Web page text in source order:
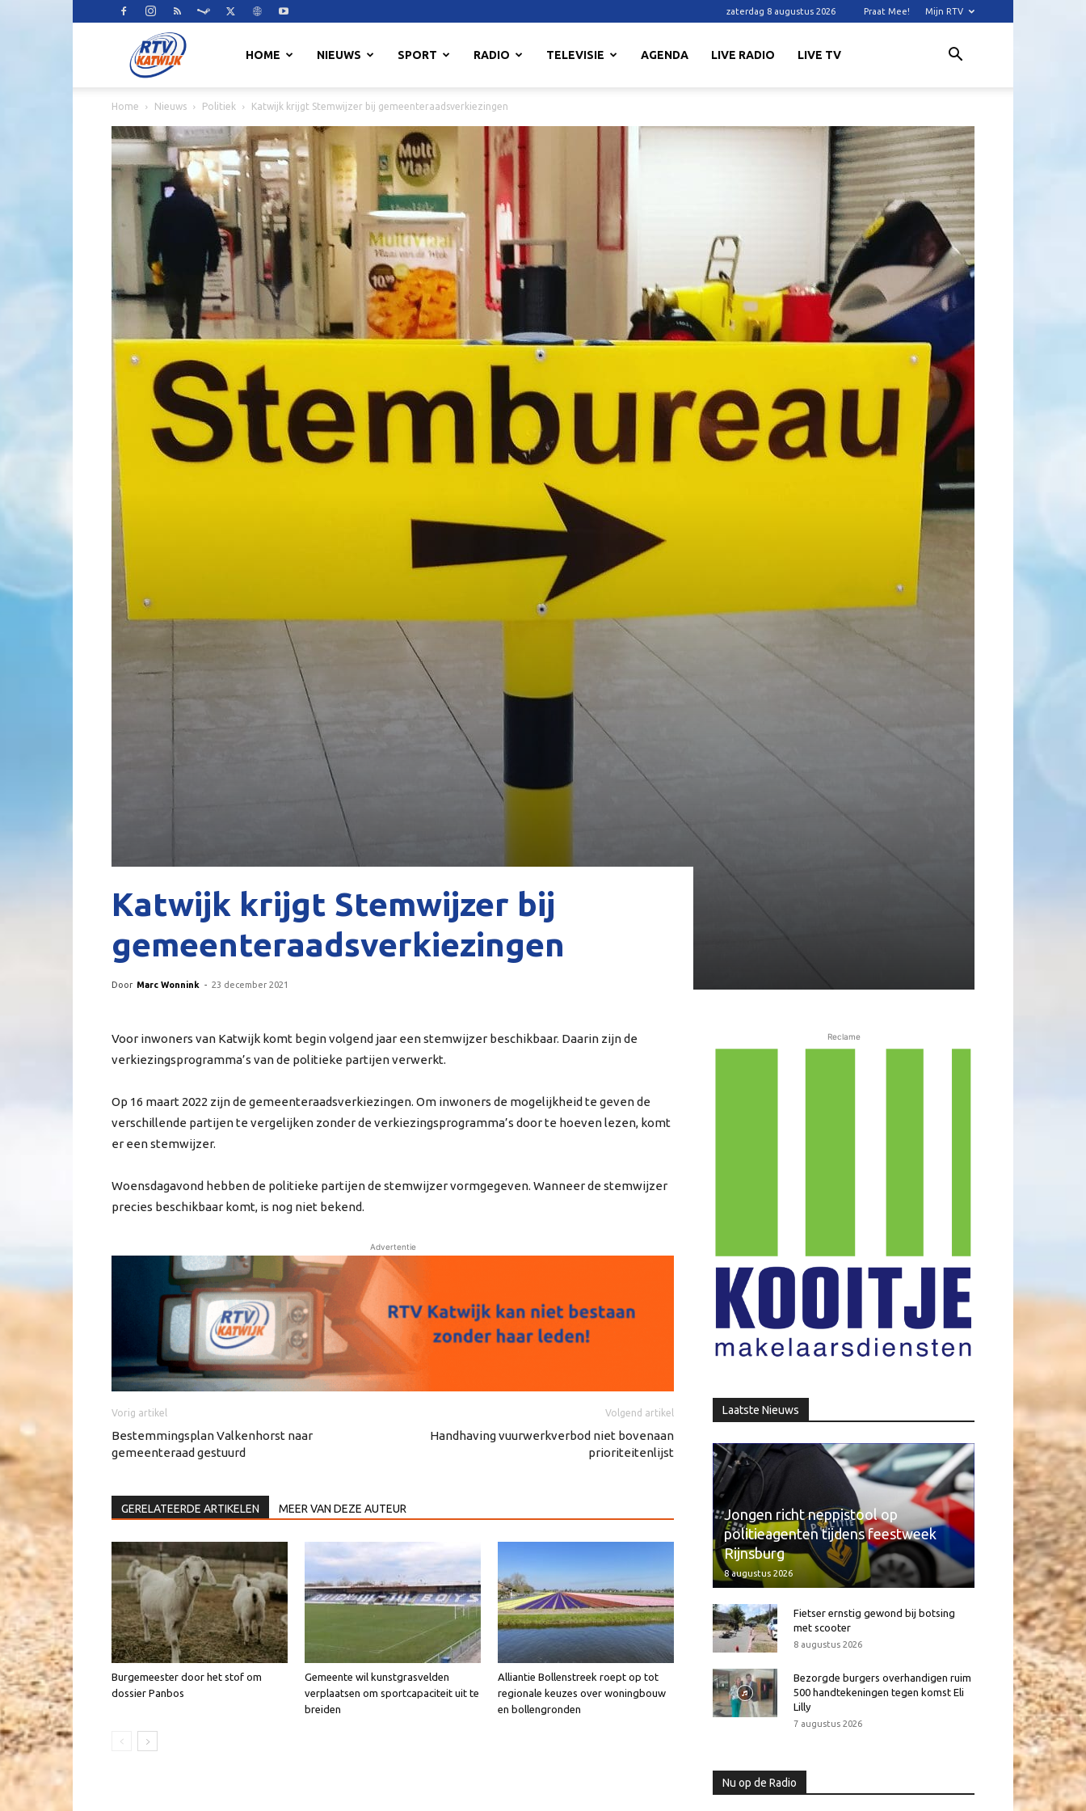
zaterdag 8 augustus 2026 Praat Mee! Mijn RTV
HOME NIEUWS SPORT RADIO TELEVISIE AGENDA LIVE RADIO LIVE TV
Home Nieuws Politiek Katwijk krijgt Stemwijzer bij gemeenteraadsverkiezingen
Katwijk krijgt Stemwijzer bij
gemeenteraadsverkiezingen
Door Marc Wonnink - 23 december 2021
Voor inwoners van Katwijk komt begin volgend jaar een stemwijzer beschikbaar. Daarin zijn de
verkiezingsprogramma’s van de politieke partijen verwerkt.
Op 16 maart 2022 zijn de gemeenteraadsverkiezingen. Om inwoners de mogelijkheid te geven de
verschillende partijen te vergelijken zonder de verkiezingsprogramma’s door te hoeven lezen, komt
er een stemwijzer.
Woensdagavond hebben de politieke partijen de stemwijzer vormgegeven. Wanneer de stemwijzer
precies beschikbaar komt, is nog niet bekend.
Advertentie
Vorig artikel
Bestemmingsplan Valkenhorst naar
gemeenteraad gestuurd
Volgend artikel
Handhaving vuurwerkverbod niet bovenaan
prioriteitenlijst
GERELATEERDE ARTIKELEN MEER VAN DEZE AUTEUR
Burgemeester door het stof om
dossier Panbos
Gemeente wil kunstgrasvelden
verplaatsen om sportcapaciteit uit te
breiden
Alliantie Bollenstreek roept op tot
regionale keuzes over woningbouw
en bollengronden
Reclame
Laatste Nieuws
Jongen richt neppistool op
politieagenten tijdens feestweek
Rijnsburg
8 augustus 2026
Fietser ernstig gewond bij botsing
met scooter
8 augustus 2026
Bezorgde burgers overhandigen ruim
500 handtekeningen tegen komst Eli
Lilly
7 augustus 2026
Nu op de Radio